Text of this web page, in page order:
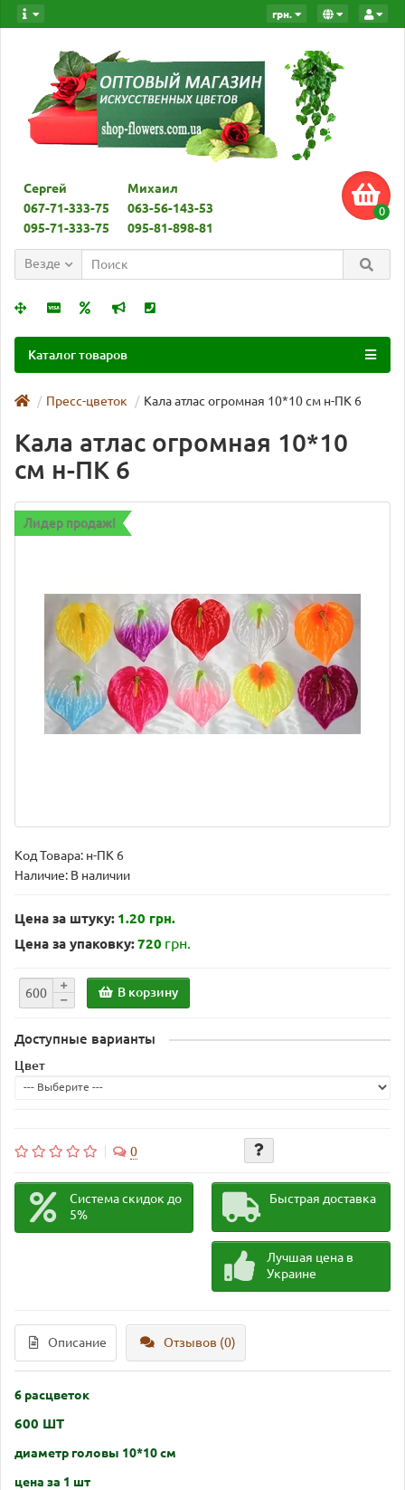
грн.
Сергей
067-71-333-75
095-71-333-75
Михаил
063-56-143-53
095-81-898-81
0
Везде
Каталог товаров
Пресс-цветок Кала атлас огромная 10*10 см н-ПК 6
Кала атлас огромная 10*10
см н-ПК 6
Лидер продаж!
Код Товара: н-ПК 6
Наличие: В наличии
Цена за штуку: 1.20 грн.
Цена за упаковку:720 грн.
В корзину
Доступные варианты
Цвет
0
Система скидок до
5%
Быстрая доставка
Лучшая цена в
Украине
Описание Отзывов (0)
6 расцветок
600 ШТ
диаметр головы 10*10 см
цена за 1 шт